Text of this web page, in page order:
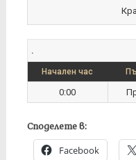
.
Начален час
0:00
Споделете в:
Facebook